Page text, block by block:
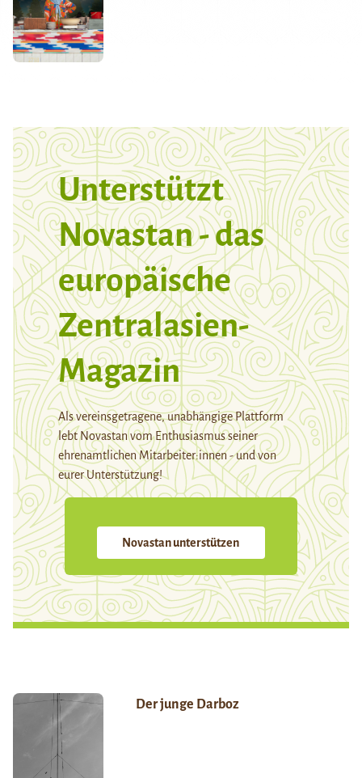
Unterstützt
Novastan - das
europäische
Zentralasien-
Magazin
Als vereinsgetragene, unabhängige Plattform
lebt Novastan vom Enthusiasmus seiner
ehrenamtlichen Mitarbeiter:innen - und von
eurer Unterstützung!
Novastan unterstützen
Der junge Darboz